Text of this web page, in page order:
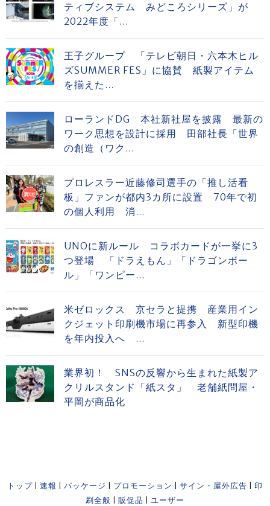
ティブシステム みどころシリーズ」が
2022年度「...
王子グループ 「テレビ朝日・六本木ヒル
ズSUMMER FES」に協賛 紙製アイテム
を揃えた...
ローランドDG 本社新社屋を披露 最新の
ワーク思想を設計に採用 田部社長「世界
の創造（ワク...
プロレスラー近藤修司選手の「推し活看
板」ファンが都内3カ所に設置 70年で初
の個人利用 消...
UNOに新ルール コラボカードが一挙に3
つ登場 「ドラえもん」「ドラゴンボー
ル」「ワンピー...
米ゼロックス 京セラと提携 産業用イン
クジェット印刷機市場に再参入 新型印機
を年内投入へ ...
業界初！ SNSの反響から生まれた紙製ア
クリルスタンド「紙スタ」 老舗紙問屋・
平岡が商品化
トップ 速報 パッケージ プロモーション サイン・屋外広告
印
刷全般
販促品 ユーザー